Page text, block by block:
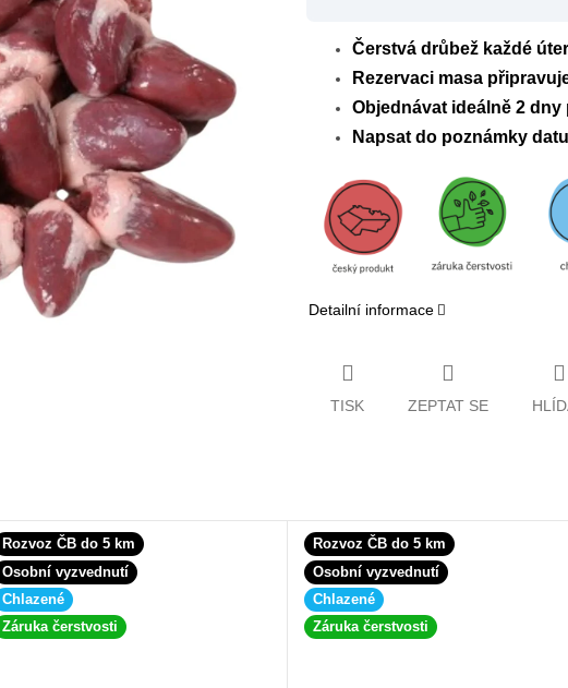
Čerstvá drůbež každé
Rezervaci masa
Objednávat ideálně 2 dny
Napsat do poznámky
Detailní informace
TISK ZEPTAT SE
Rozvoz ČB do 5 km
Osobní vyzvednutí
Chlazené
Záruka čerstvosti
Rozvoz ČB do 5 km
Osobní vyzvednutí
Chlazené
Záruka čerstvosti